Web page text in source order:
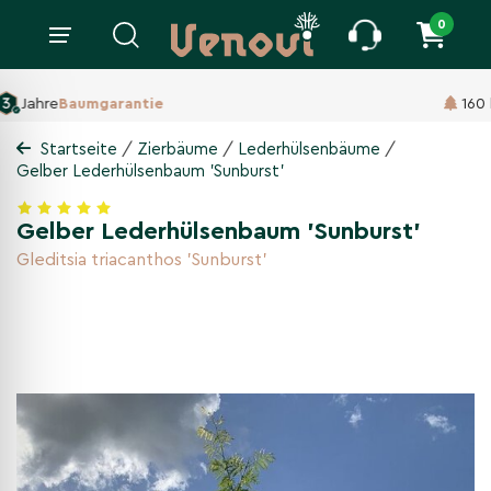
0
160 ha Baumschule,
Startseite / Zierbäume / Lederhülsenbäume /
Gelber Lederhülsenbaum 'Sunburst'
Gelber Lederhülsenbaum 'Sunburst'
Gleditsia triacanthos 'Sunburst'